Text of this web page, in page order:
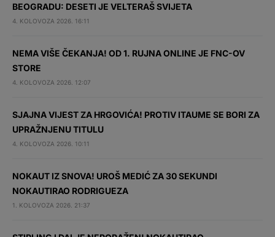
BEOGRADU: DESETI JE VELTERAŠ SVIJETA
4. KOLOVOZA 2026. 16:11
NEMA VIŠE ČEKANJA! OD 1. RUJNA ONLINE JE FNC-OV
STORE
4. KOLOVOZA 2026. 12:07
SJAJNA VIJEST ZA HRGOVIĆA! PROTIV ITAUME SE BORI ZA
UPRAŽNJENU TITULU
4. KOLOVOZA 2026. 10:11
NOKAUT IZ SNOVA! UROŠ MEDIĆ ZA 30 SEKUNDI
NOKAUTIRAO RODRIGUEZA
1. KOLOVOZA 2026. 21:37